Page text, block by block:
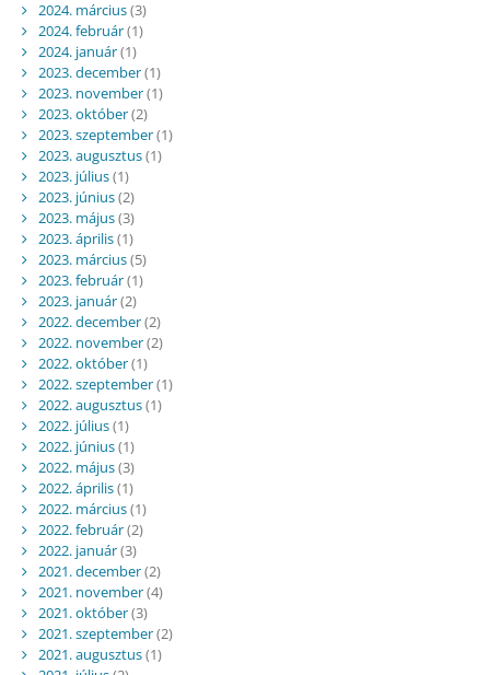
2024. március(3)
2024. február(1)
2024. január(1)
2023. december(1)
2023. november(1)
2023. október(2)
2023. szeptember(1)
2023. augusztus(1)
2023. július(1)
2023. június(2)
2023. május(3)
2023. április(1)
2023. március(5)
2023. február(1)
2023. január(2)
2022. december(2)
2022. november(2)
2022. október(1)
2022. szeptember(1)
2022. augusztus(1)
2022. július(1)
2022. június(1)
2022. május(3)
2022. április(1)
2022. március(1)
2022. február(2)
2022. január(3)
2021. december(2)
2021. november(4)
2021. október(3)
2021. szeptember(2)
2021. augusztus(1)